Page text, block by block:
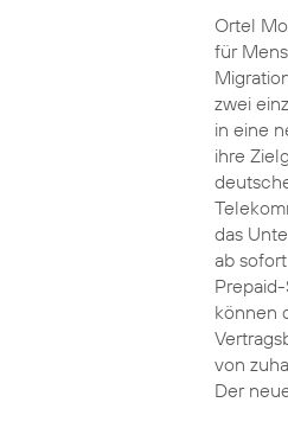
Ortel
für
zwei
in eine
ihre
das
ab
können
von
Der